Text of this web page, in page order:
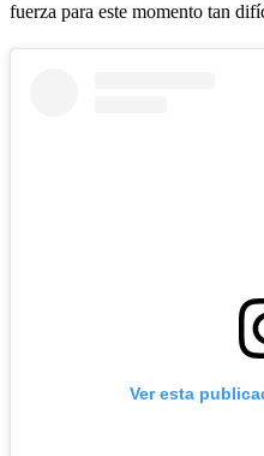
fuerza para este momento tan
Ver esta